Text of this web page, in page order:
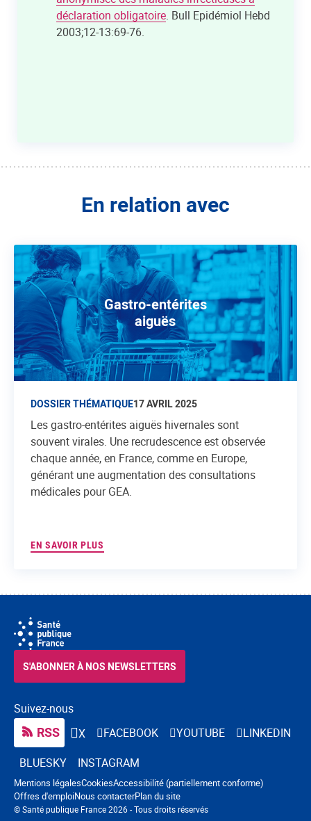
déclaration obligatoire. Bull Epidémiol Hebd
2003;12-13:69-76.
En relation avec
Gastro-entérites
aiguës
DOSSIER THÉMATIQUE17 AVRIL 2025
Les gastro-entérites aiguës hivernales sont
souvent virales. Une recrudescence est observée
chaque année, en France, comme en Europe,
générant une augmentation des consultations
médicales pour GEA.
EN SAVOIR PLUS
Suivez-nous
RSS X FACEBOOK YOUTUBE
LINKEDIN
BLUESKY
INSTAGRAM
S'ABONNER À NOS NEWSLETTERS
© Santé publique France 2026 - Tous droits réservés
Navigation pied de page
Mentions légalesCookiesAccessibilité (partiellement conforme)
Offres d'emploiNous contacterPlan du site